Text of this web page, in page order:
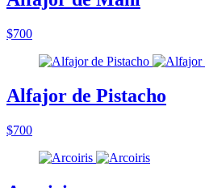
$700
Alfajor de Pistacho
$700